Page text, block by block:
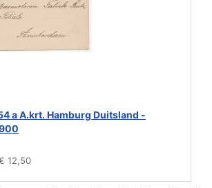
a A.krt. Hamburg Duitsland -
12,50